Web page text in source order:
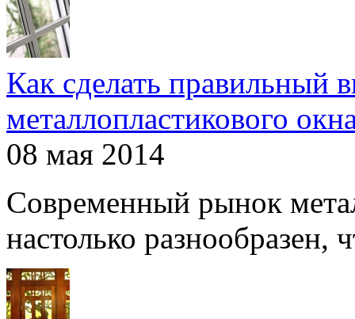
Как сделать правильный
металлопластикового
08 мая 2014
Современный рынок
настолько разнообразен,